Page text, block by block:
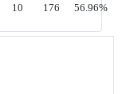
10 176 56.96%